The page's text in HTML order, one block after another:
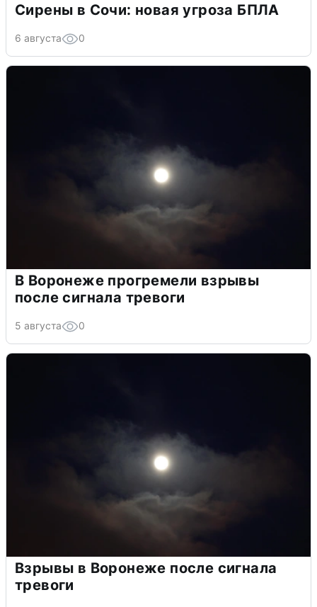
Сирены в Сочи: новая угроза БПЛА
6 августа 0
В Воронеже прогремели взрывы
после сигнала тревоги
5 августа 0
Взрывы в Воронеже после сигнала
тревоги